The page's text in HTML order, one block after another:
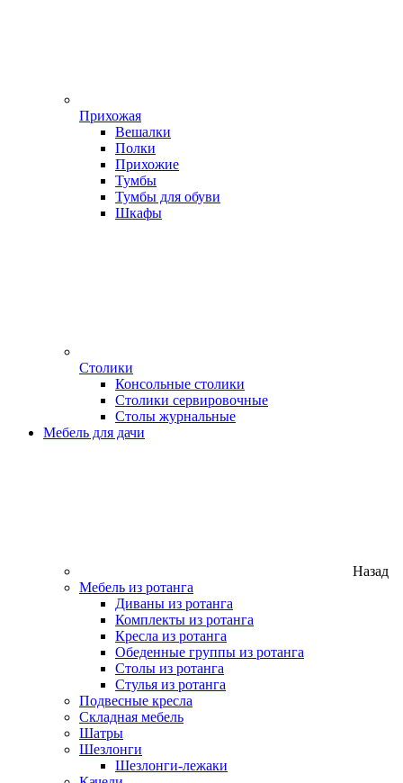
Прихожая
Вешалки
Полки
Прихожие
Тумбы
Тумбы для обуви
Шкафы
Столики
Консольные столики
Столики сервировочные
Столы журнальные
Мебель для дачи
Назад
Мебель из ротанга
Диваны из ротанга
Комплекты из ротанга
Кресла из ротанга
Обеденные группы из ротанга
Столы из ротанга
Стулья из ротанга
Подвесные кресла
Складная мебель
Шатры
Шезлонги
Шезлонги-лежаки